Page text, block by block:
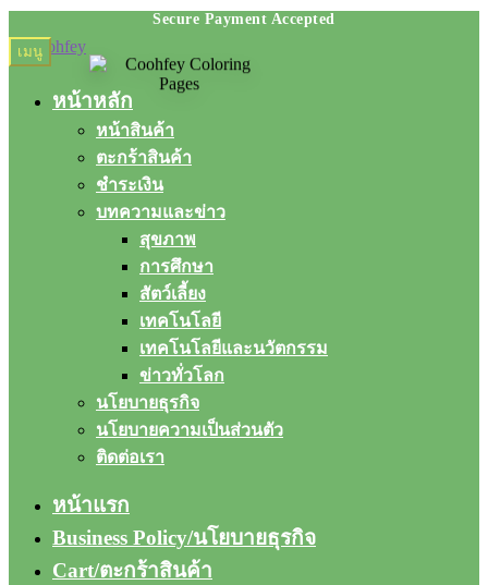
Skip
to
Skip
to
เมนู
หน้าหลัก
หน้าสินค้า
ตะกร้าสินค้า
ชำระเงิน
บทความและข่าว
สุขภาพ
การศึกษา
สัตว์เลี้ยง
เทคโนโลยี
เทคโนโลยีและนวัตกรรม
ข่าวทั่วโลก
นโยบายธุรกิจ
นโยบายความเป็นส่วนตัว
ติดต่อเรา
หน้าแรก
Business Policy/นโยบายธุรกิจ
Cart/ตะกร้าสินค้า